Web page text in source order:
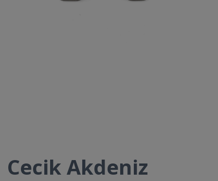
Cecik Akdeniz